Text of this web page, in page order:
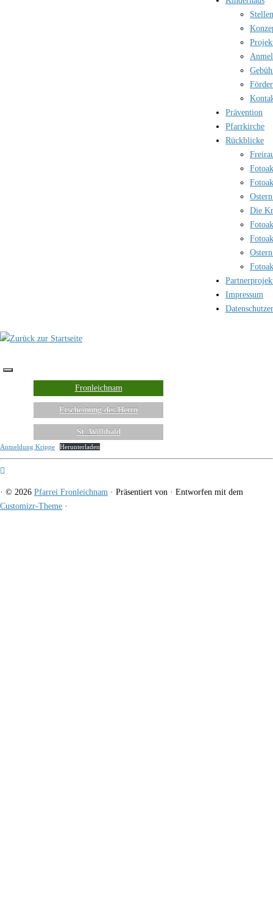
Prävention
Pfarrkirche
Rückblicke
Die
Impressum
Fronleichnam
Erscheinung des Herrn
St. Willibald
Anmeldung Krippe Herunterladen
· © 2026 Pfarrei Fronleichnam · Präsentiert von · Entworfen mit dem
Customizr-Theme ·